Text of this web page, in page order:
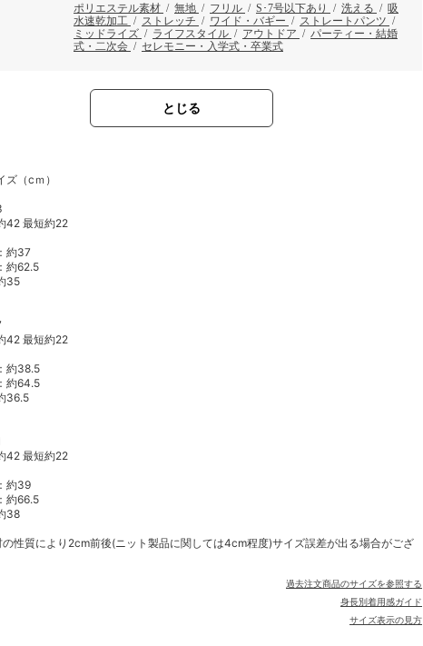
ポリエステル素材 / 無地 / フリル / S･7号以下あり / 洗える / 吸
水速乾加工 / ストレッチ / ワイド・バギー / ストレートパンツ /
ミッドライズ / ライフスタイル / アウトドア / パーティー・結婚
式・二次会 / セレモニー・入学式・卒業式
とじる
（cｍ）
42 最短約22
約37
約62.5
35
42 最短約22
約38.5
約64.5
36.5
42 最短約22
約39
約66.5
38
性質により2cm前後(ニット製品に関しては4cm程度)サイズ誤差が出る場合がござ
過去注文商品のサイズを参照する
身長別着用感ガイド
サイズ表示の見方